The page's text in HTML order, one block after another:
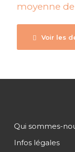
moyenne de
Voir les
Qui sommes-
Infos légales